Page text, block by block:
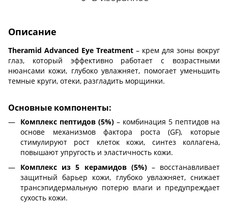
Описание
Theramid Advanced Eye Treatment – крем для зоны вокруг
глаз, который эффективно работает с возрастными
нюансами кожи, глубоко увлажняет, помогает уменьшить
темные круги, отеки, разгладить морщинки.
Основные компоненты:
Комплекс пептидов (5%) – комбинация 5 пептидов на
основе механизмов фактора роста (GF), которые
стимулируют рост клеток кожи, синтез коллагена,
повышают упругость и эластичность кожи.
Комплекс из 5 керамидов (5%) – восстанавливает
защитный барьер кожи, глубоко увлажняет, снижает
трансэпидермальную потерю влаги и предупреждает
сухость кожи.